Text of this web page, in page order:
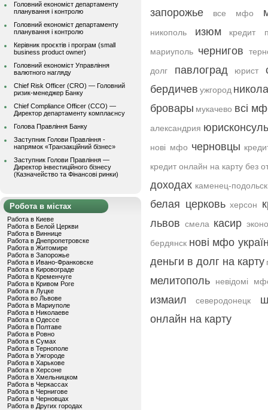
Головний економіст департаменту
планування і контролю
Головний економіст департаменту
планування і контролю
Керівник проєктів і програм (small
business product owner)
Головний економіст Управління
валютного нагляду
Chief Risk Officer (CRO) — Головний
ризик-менеджер Банку
Chief Compliance Officer (CCO) —
Директор департаменту комплаєнсу
Голова Правління Банку
Заступник Голови Правління -
напрямок «Транзакційний бізнес»
Заступник Голови Правління —
Директор інвестиційного бізнесу
(Казначейство та Фінансові ринки)
Робота в містах
Работа в Киеве
Работа в Белой Церкви
Работа в Виннице
Работа в Днепропетровске
Работа в Житомире
Работа в Запорожье
Работа в Ивано-Франковске
Работа в Кировограде
Работа в Кременчуге
Работа в Кривом Роге
Работа в Луцке
Работа во Львове
Работа в Мариуполе
Работа в Николаеве
Работа в Одессе
Работа в Полтаве
Работа в Ровно
Работа в Сумах
Работа в Тернополе
Работа в Ужгороде
Работа в Харькове
Работа в Херсоне
Работа в Хмельницком
Работа в Черкассах
Работа в Чернигове
Работа в Черновцах
Работа в Других городах
запорожье все мфо
никополь изюм
кредит
мариуполь чернигов
долг
павлоград юрист
бердичев ужгород
бровары мукачево всі
александрия
нові мфо черновцы
кредит онлайн на карту без
доходах каменец-
белая церковь херсон
львов смела касир
бердянск нові мфо
деньги в долг на карту
мелитополь невідомі
измаил северодонецк
онлайн на карту